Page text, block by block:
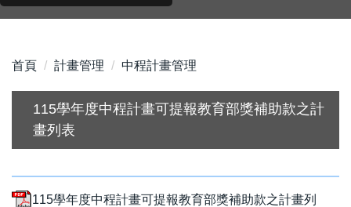
區
首頁 計畫管理 中程計畫管理
115學年度中程計畫可提報教育部獎補助款之計
畫列表
115學年度中程計畫可提報教育部獎補助款之計畫列